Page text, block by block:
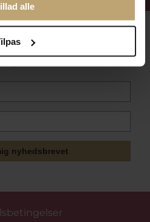
alle
mere her
nyhedsbrevet